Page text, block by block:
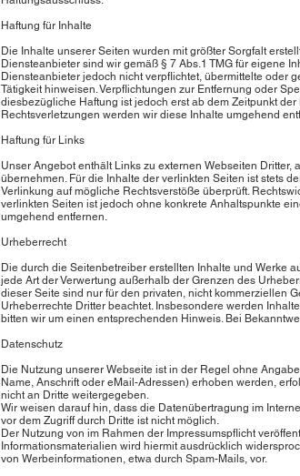
Haftung für Inhalte
Die Inhalte unserer Seiten wurden mit größter Sorgfalt
Diensteanbieter sind wir gemäß § 7 Abs.1 TMG für eigene
Diensteanbieter jedoch nicht verpflichtet, übermittelte oder
Tätigkeit hinweisen. Verpflichtungen zur Entfernung oder
diesbezügliche Haftung ist jedoch erst ab dem Zeitpunkt
Rechtsverletzungen werden wir diese Inhalte umgehend
Haftung für Links
Unser Angebot enthält Links zu externen Webseiten
übernehmen. Für die Inhalte der verlinkten Seiten ist stets
Verlinkung auf mögliche Rechtsverstöße überprüft.
verlinkten Seiten ist jedoch ohne konkrete Anhaltspunkte
umgehend entfernen.
Urheberrecht
Die durch die Seitenbetreiber erstellten Inhalte und Werke
jede Art der Verwertung außerhalb der Grenzen des
dieser Seite sind nur für den privaten, nicht kommerziellen
Urheberrechte Dritter beachtet. Insbesondere werden
bitten wir um einen entsprechenden Hinweis. Bei
Datenschutz
Die Nutzung unserer Webseite ist in der Regel ohne
Name, Anschrift oder eMail-Adressen) erhoben werden,
nicht an Dritte weitergegeben.
Wir weisen darauf hin, dass die Datenübertragung im
vor dem Zugriff durch Dritte ist nicht möglich.
Der Nutzung von im Rahmen der Impressumspflicht
Informationsmaterialien wird hiermit ausdrücklich
von Werbeinformationen, etwa durch Spam-Mails, vor.